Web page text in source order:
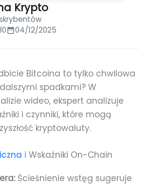
Krypto
04/12/2025
Bitcoina to tylko chwilowa
spadkami? W
wideo, ekspert analizuje
i czynniki, które mogą
kryptowaluty.
i Wskaźniki On-Chain
Ścieśnienie wstęg sugeruje